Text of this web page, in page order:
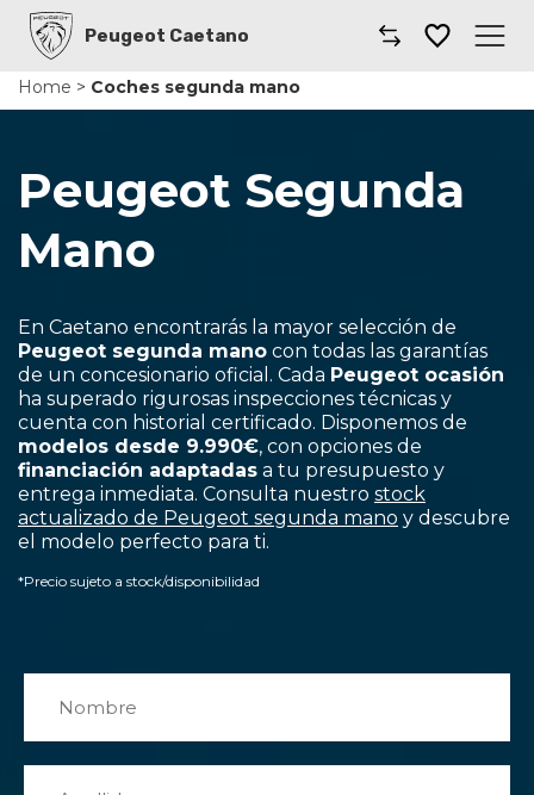
Peugeot Caetano
Taller
Renting
Coches por suscripción
Dónde encontrarnos
Home > Coches segunda mano
Peugeot Segunda
Mano
En Caetano encontrarás la mayor selección de
Peugeot segunda mano con todas las garantías
de un concesionario oficial. Cada Peugeot ocasión
ha superado rigurosas inspecciones técnicas y
cuenta con historial certificado. Disponemos de
modelos desde 9.990€, con opciones de
financiación adaptadas a tu presupuesto y
entrega inmediata. Consulta nuestro stock
actualizado de Peugeot segunda mano y descubre
el modelo perfecto para ti.
*Precio sujeto a stock/disponibilidad